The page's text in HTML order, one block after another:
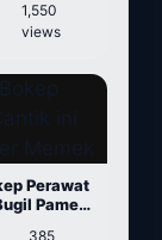
1,550
views
Perawat
Pamer
385